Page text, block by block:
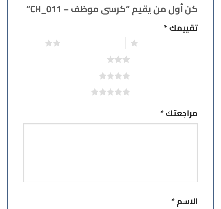
كن أول من يقيم “كرسى موظف – CH_011”
تقييمك*
مراجعتك*
الاسم*